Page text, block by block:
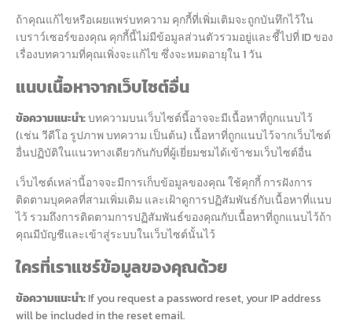
ถ้าคุณแก้ไขหรือเผยแพร่บทความ คุกกี้ที่เพิ่มเติมจะถูกบันทึกไว้ใน
เบราว์เซอร์ของคุณ คุกกี้นี้ไม่มีข้อมูลส่วนตัวรวมอยู่และชี้ไปที่ ID ของ
เรื่องบทความที่คุณเพิ่งจะแก้ไข ซึ่งจะหมดอายุใน 1 วัน
แนบเนื้อหาจากเว็บไซต์อื่น
ข้อความแนะนำ:บทความบนเว็บไซต์นี้อาจจะมีเนื้อหาที่ถูกแนบไว้
(เช่น วีดีโอ รูปภาพ บทความ เป็นต้น) เนื้อหาที่ถูกแนบไว้จากเว็บไซต์
อื่นปฏิบัติในแนวทางเดียวกันกับที่ผู้เยี่ยมชมได้เข้าชมเว็บไซต์อื่น
เว็บไซต์เหล่านี้อาจจะมีการเก็บข้อมูลของคุณ ใช้คุกกี้ การฝังการ
ติดตามบุคคลที่สามเพิ่มเติม และเฝ้าดูการปฏิสัมพันธ์กับเนื้อหาที่แนบ
ไว้ รวมถึงการติดตามการปฏิสัมพันธ์ของคุณกับเนื้อหาที่ถูกแนบไว้ถ้า
คุณมีบัญชีและเข้าสู่ระบบในเว็บไซต์นั้นไว้
ใครที่เราแชร์ข้อมูลของคุณด้วย
ข้อความแนะนำ:If you request a password reset, your IP address
will be included in the reset email.